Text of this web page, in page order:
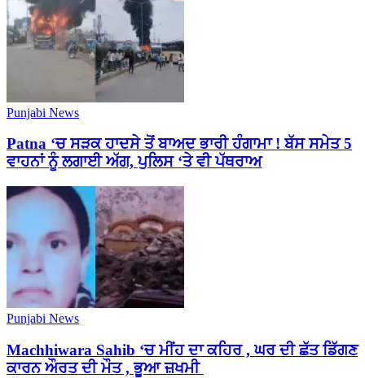
Punjabi News
Patna ‘ਚ ਸੜਕ ਹਾਦਸੇ ਤੋਂ ਬਾਅਦ ਭਾਰੀ ਹੰਗਾਮਾ ! ਬੱਸ ਸਮੇਤ 5
ਵਾਹਨਾਂ ਨੂੰ ਲਗਾਈ ਅੱਗ, ਪੁਲਿਸ ‘ਤੇ ਵੀ ਪੱਥਰਾਅ
Punjabi News
Machhiwara Sahib ‘ਚ ਮੀਂਹ ਦਾ ਕਹਿਰ , ਘਰ ਦੀ ਛੱਤ ਡਿੱਗਣ
ਕਾਰਨ ਔਰਤ ਦੀ ਮੌਤ , ਭੂਆ ਜ਼ਖਮੀ